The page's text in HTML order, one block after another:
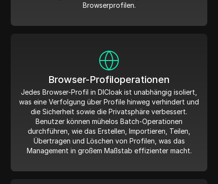
Browserprofilen.
Browser-Profiloperationen
Jedes Browser-Profil in DICloak ist unabhängig isoliert,
was eine Verfolgung über Profile hinweg verhindert und
die Sicherheit sowie die Privatsphäre verbessert.
Benutzer können mühelos Batch-Operationen
durchführen, wie das Erstellen, Importieren, Teilen,
Übertragen und Löschen von Profilen, was das
Management in großem Maßstab effizienter macht.